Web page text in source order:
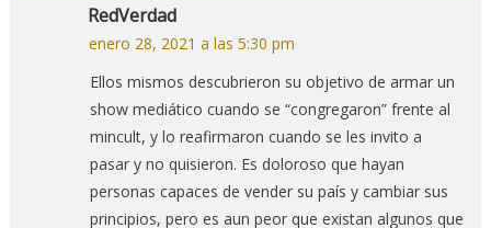
RedVerdad
enero 28, 2021 a las 5:30 pm
Ellos mismos descubrieron su objetivo de armar un
show mediático cuando se “congregaron” frente al
mincult, y lo reafirmaron cuando se les invito a
pasar y no quisieron. Es doloroso que hayan
personas capaces de vender su país y cambiar sus
principios, pero es aun peor que existan algunos que